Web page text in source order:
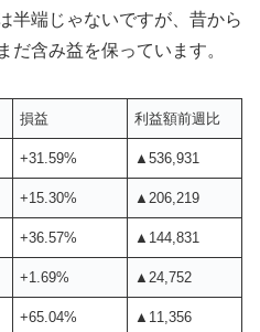
半端じゃないですが、昔から
だ含み益を保っています。
損益 利益額前週比
+31.59% ▲536,931
+15.30% ▲206,219
+36.57% ▲144,831
+1.69% ▲24,752
+65.04% ▲11,356